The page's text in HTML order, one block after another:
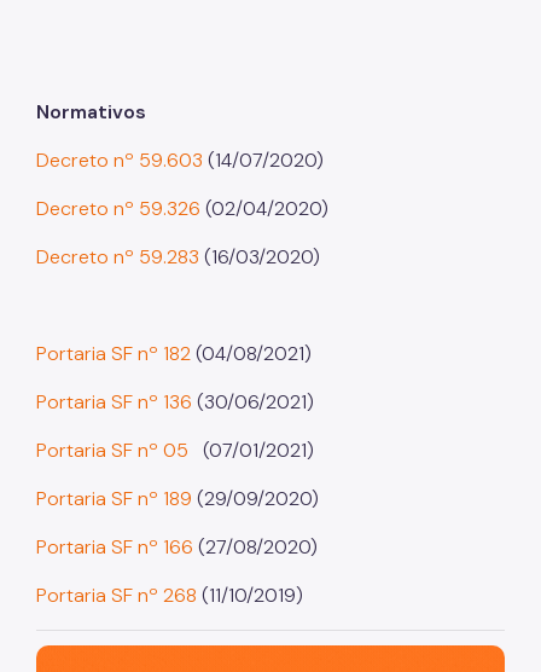
Normativos
Decreto nº 59.603 (14/07/2020)
Decreto nº 59.326 (02/04/2020)
Decreto nº 59.283 (16/03/2020)
Portaria SF nº 182(04/08/2021)
Portaria SF nº 136 (30/06/2021)
Portaria SF nº 05
(07/01/2021)
Portaria SF nº 189 (29/09/2020)
Portaria SF nº 166 (27/08/2020)
Portaria SF nº 268 (11/10/2019)
São Paulo, cidade inteligente, resiliente e sustentável